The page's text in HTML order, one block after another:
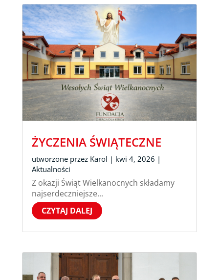
ŻYCZENIA ŚWIĄTECZNE
utworzone przez Karol | kwi 4, 2026 |
Aktualności
Z okazji Świąt Wielkanocnych składamy
najserdeczniejsze...
CZYTAJ DALEJ